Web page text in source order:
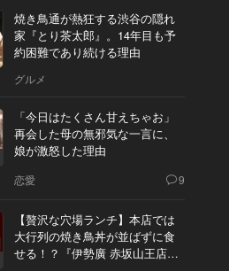
焼き鳥通が熱狂する渋谷の隠れ
家『とり茶太郎』。14年目も予
約困難であり続ける理由
グルメ
「今日はたくさん甘えちゃお」
再会した母の無邪気な一言に、
娘が激怒した理由
恋愛 9
【贅沢な穴場ランチ】本店では
大行列の焼き鳥丼が並ばずに食
せる！？『伊勢廣 赤坂山王店』